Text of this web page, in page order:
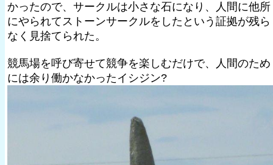
かったので、サークルは小さな石になり、人間に他所
にやられてストーンサークルをしたという証拠が残ら
なく見捨てられた。
競馬場を呼び寄せて競争を楽しむだけで、人間のため
には余り働かなかったイシジン?